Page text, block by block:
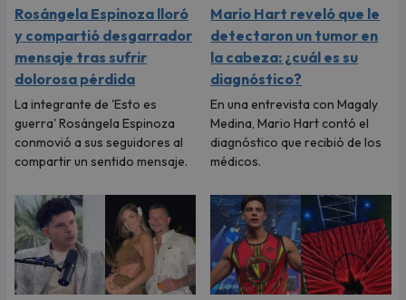
Rosángela Espinoza lloró
y compartió desgarrador
mensaje tras sufrir
dolorosa pérdida
La integrante de 'Esto es
guerra' Rosángela Espinoza
conmovió a sus seguidores al
compartir un sentido mensaje.
Mario Hart reveló que le
detectaron un tumor en
la cabeza: ¿cuál es su
diagnóstico?
En una entrevista con Magaly
Medina, Mario Hart contó el
diagnóstico que recibió de los
médicos.